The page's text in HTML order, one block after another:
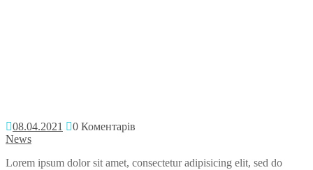
08.04.2021
0 Коментарів
News
Lorem ipsum dolor sit amet, consectetur adipisicing elit, sed do